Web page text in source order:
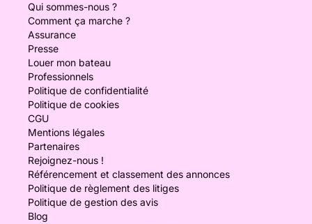
Qui sommes-nous ?
Comment ça marche ?
Assurance
Presse
Louer mon bateau
Professionnels
Politique de confidentialité
Politique de cookies
CGU
Mentions légales
Partenaires
Rejoignez-nous !
Référencement et classement des annonces
Politique de règlement des litiges
Politique de gestion des avis
Blog